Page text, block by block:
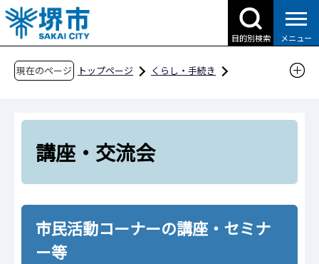
こ
の
ペ
目的別検索 メニュー
現在のページ トップページ
くらし・手続き
堺市市民活動コーナー
講座・交流会
講座・交流会
市民活動コーナーの講座・セミナ
ー等